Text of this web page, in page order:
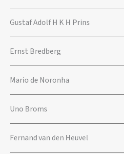
Gustaf Adolf H K H Prins
Ernst Bredberg
Mario de Noronha
Uno Broms
Fernand van den Heuvel